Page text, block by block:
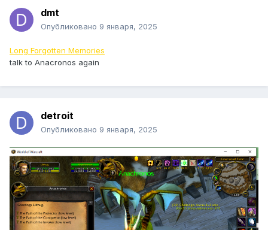
dmt
Опубликовано 9 января, 2025
Long Forgotten Memories
talk to Anacronos again
detroit
Опубликовано 9 января, 2025